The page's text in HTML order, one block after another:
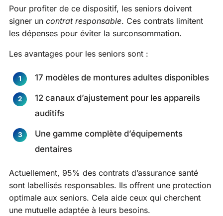
Pour profiter de ce dispositif, les seniors doivent
signer un contrat responsable. Ces contrats limitent
les dépenses pour éviter la surconsommation.
Les avantages pour les seniors sont :
17 modèles de montures adultes disponibles
12 canaux d’ajustement pour les appareils
auditifs
Une gamme complète d’équipements
dentaires
Actuellement, 95% des contrats d’assurance santé
sont labellisés responsables. Ils offrent une protection
optimale aux seniors. Cela aide ceux qui cherchent
une mutuelle adaptée à leurs besoins.